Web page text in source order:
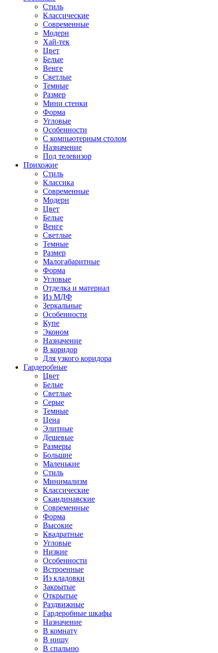
Стиль
Классические
Современные
Модерн
Хай-тек
Цвет
Белые
Венге
Светлые
Темные
Размер
Мини стенки
Форма
Угловые
Особенности
С компьютерным столом
Назначение
Под телевизор
Прихожие
Стиль
Классика
Современные
Модерн
Цвет
Белые
Венге
Светлые
Темные
Размер
Малогабаритные
Форма
Угловые
Отделка и материал
Из МДФ
Зеркальные
Особенности
Купе
Эконом
Назначение
В коридор
Для узкого коридора
Гардеробные
Цвет
Белые
Светлые
Серые
Темные
Цена
Элитные
Дешевые
Размеры
Большие
Маленькие
Стиль
Минимализм
Классические
Скандинавские
Современные
Форма
Высокие
Квадратные
Угловые
Низкие
Особенности
Встроенные
Из кладовки
Закрытые
Открытые
Раздвижные
Гардеробные шкафы
Назначение
В комнату
В нишу
В спальню